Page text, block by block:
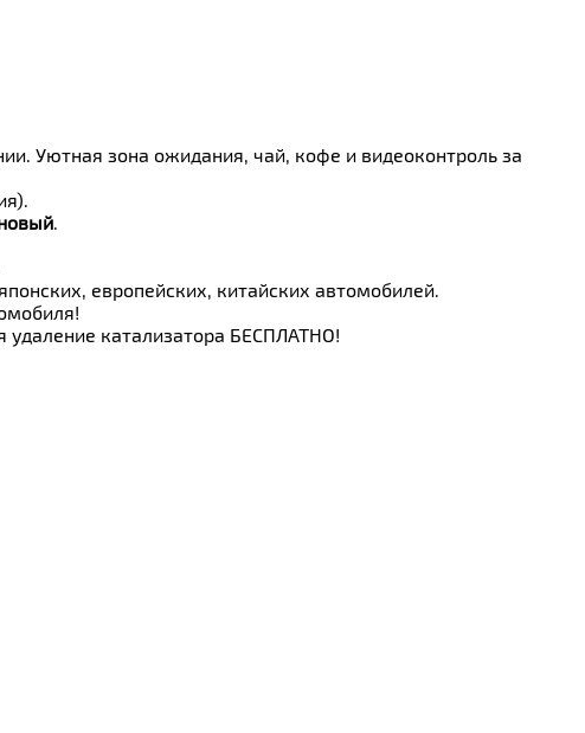
Уютная зона ожидания, чай, кофе и видеоконтроль за
.
европейских, китайских автомобилей.
катализатора БЕСПЛАТНО!